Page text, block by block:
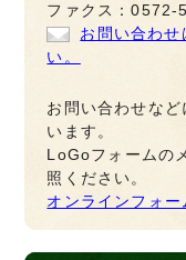
ファクス：0572-
お問い合わせ
い。
お問い合わせな
います。
LoGoフォームの
照ください。
オンラインフォ